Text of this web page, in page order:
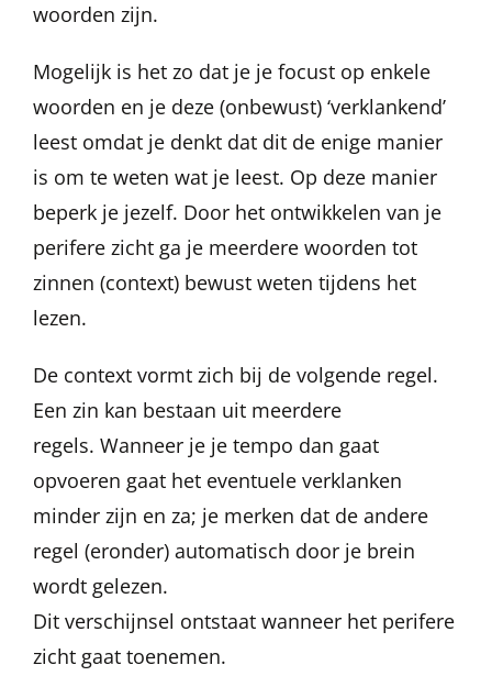
woorden zijn.
Mogelijk is het zo dat je je focust op enkele
woorden en je deze (onbewust) ‘verklankend’
leest omdat je denkt dat dit de enige manier
is om te weten wat je leest. Op deze manier
beperk je jezelf. Door het ontwikkelen van je
perifere zicht ga je meerdere woorden tot
zinnen (context) bewust weten tijdens het
lezen.
De context vormt zich bij de volgende regel.
Een zin kan bestaan uit meerdere
regels. Wanneer je je tempo dan gaat
opvoeren gaat het eventuele verklanken
minder zijn en za; je merken dat de andere
regel (eronder) automatisch door je brein
wordt gelezen.
Dit verschijnsel ontstaat wanneer het perifere
zicht gaat toenemen.